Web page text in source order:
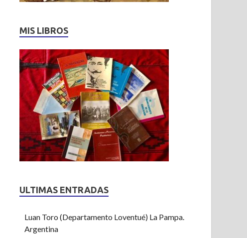
MIS LIBROS
ULTIMAS ENTRADAS
Luan Toro (Departamento Loventué) La Pampa.
Argentina